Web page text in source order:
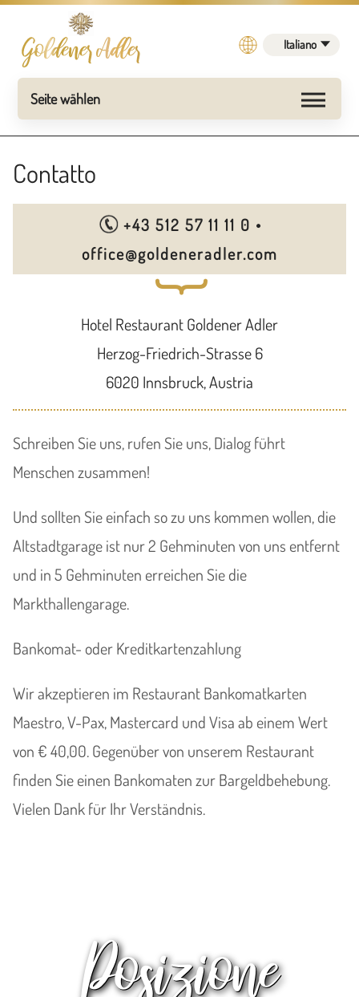
Italiano
Contatto
+43 512 57 11 11 0 •
office@goldeneradler.com
{
Hotel Restaurant Goldener Adler
Herzog-Friedrich-Strasse 6
6020 Innsbruck, Austria
Schreiben Sie uns, rufen Sie uns, Dialog führt
Menschen zusammen!
Und sollten Sie einfach so zu uns kommen wollen, die
Altstadtgarage ist nur 2 Gehminuten von uns entfernt
und in 5 Gehminuten erreichen Sie die
Markthallengarage.
Bankomat- oder Kreditkartenzahlung
Wir akzeptieren im Restaurant Bankomatkarten
Maestro, V-Pax, Mastercard und Visa ab einem Wert
von € 40,00. Gegenüber von unserem Restaurant
finden Sie einen Bankomaten zur Bargeldbehebung.
Vielen Dank für Ihr Verständnis.